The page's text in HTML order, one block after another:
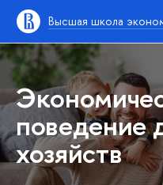
ысшая школа
поведение
хозяйст